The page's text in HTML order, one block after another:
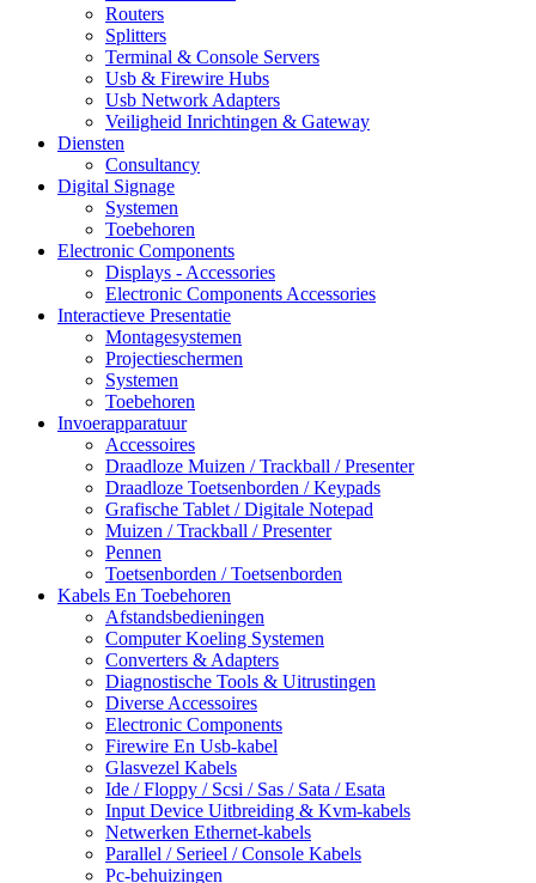
Routers
Splitters
Terminal & Console Servers
Usb & Firewire Hubs
Usb Network Adapters
Veiligheid Inrichtingen & Gateway
Diensten
Consultancy
Digital Signage
Systemen
Toebehoren
Electronic Components
Displays - Accessories
Electronic Components Accessories
Interactieve Presentatie
Montagesystemen
Projectieschermen
Systemen
Toebehoren
Invoerapparatuur
Accessoires
Draadloze Muizen / Trackball / Presenter
Draadloze Toetsenborden / Keypads
Grafische Tablet / Digitale Notepad
Muizen / Trackball / Presenter
Pennen
Toetsenborden / Toetsenborden
Kabels En Toebehoren
Afstandsbedieningen
Computer Koeling Systemen
Converters & Adapters
Diagnostische Tools & Uitrustingen
Diverse Accessoires
Electronic Components
Firewire En Usb-kabel
Glasvezel Kabels
Ide / Floppy / Scsi / Sas / Sata / Esata
Input Device Uitbreiding & Kvm-kabels
Netwerken Ethernet-kabels
Parallel / Serieel / Console Kabels
Pc-behuizingen